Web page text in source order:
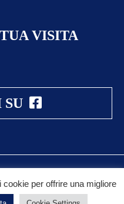
VISITA
SU
ACCESSIBILITA’
per offrire una migliore